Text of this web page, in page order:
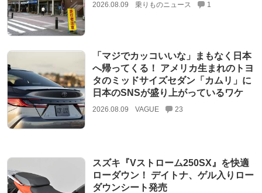
2026.08.09 乗りものニュース 1
「マジでカッコいいな」まもなく日本
へ帰ってくる！ アメリカ生まれのトヨ
タのミッドサイズセダン「カムリ」に
日本のSNSが盛り上がっているワケ
2026.08.09 VAGUE 23
スズキ『Vストローム250SX』を快適
ローダウン！ デイトナ、ゲル入りロー
ダウンシート発売